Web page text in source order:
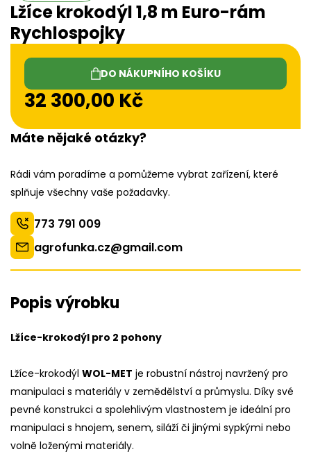
Lžíce krokodýl 1,8 m Euro-rám
Rychlospojky
DO NÁKUPNÍHO KOŠÍKU
32 300,00 Kč
Máte nějaké otázky?
Rádi vám poradíme a pomůžeme vybrat zařízení, které
splňuje všechny vaše požadavky.
773 791 009
agrofunka.cz@gmail.com
Popis výrobku
Lžíce-krokodýl pro 2 pohony
Lžíce-krokodýl WOL-MET je robustní nástroj navržený pro
manipulaci s materiály v zemědělství a průmyslu. Díky své
pevné konstrukci a spolehlivým vlastnostem je ideální pro
manipulaci s hnojem, senem, siláží či jinými sypkými nebo
volně loženými materiály.